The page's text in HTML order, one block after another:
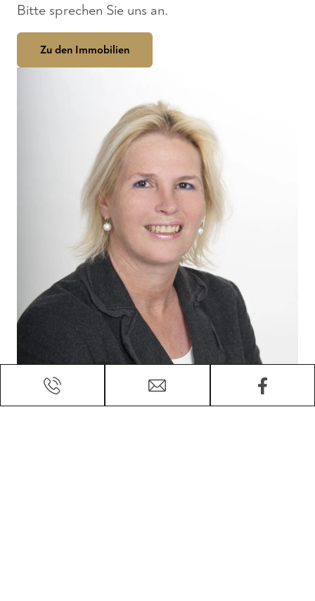
Bitte sprechen Sie uns an.
Zu den Immobilien